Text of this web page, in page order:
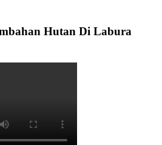
Hutan Di Labura